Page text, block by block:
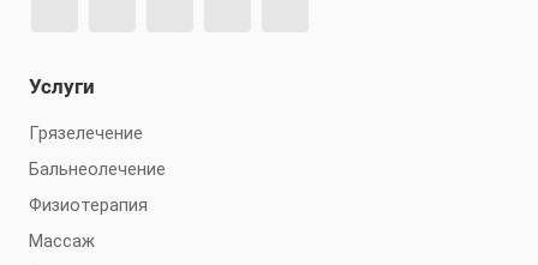
Услуги
Грязелечение
Бальнеолечение
Физиотерапия
Массаж